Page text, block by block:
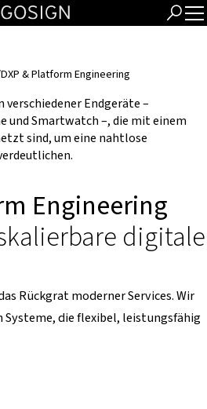
DXP & Platform Engineering
Engineering
digitale
Rückgrat moderner Services. Wir
die flexibel, leistungsfähig